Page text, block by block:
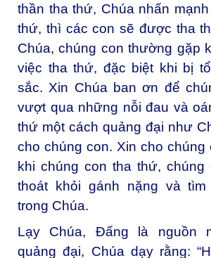
thần tha thứ, Chúa nhấn
thứ, thì các con sẽ được tha
Chúa, chúng con thường gặp
việc tha thứ, đặc biệt khi bị
sắc. Xin Chúa ban ơn để
vượt qua những nỗi đau và
thứ một cách quảng đại như
cho chúng con. Xin cho chúng
khi chúng con tha thứ, chúng
thoát khỏi gánh nặng và
trong Chúa.
Lạy Chúa, Đấng là nguồn
quảng đại, Chúa dạy rằng: